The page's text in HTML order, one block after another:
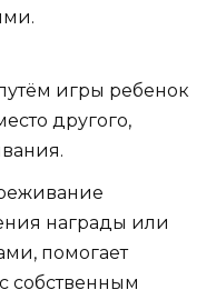
игры ребенок
другого,
награды или
помогает
собственным